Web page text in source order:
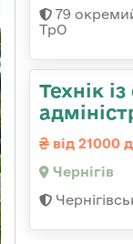
79
ТрО
Технік
від 21000
Чернігів